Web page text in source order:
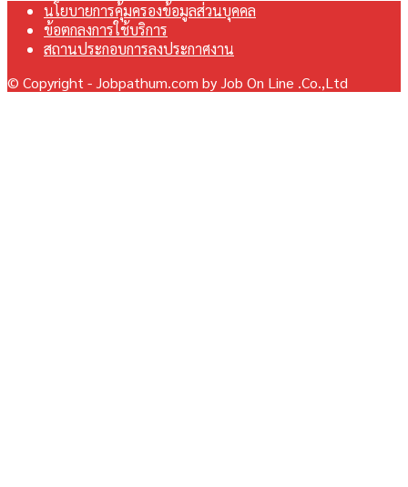
นโยบายการคุ้มครองข้อมูลส่วนบุคคล
ข้อตกลงการใช้บริการ
สถานประกอบการลงประกาศงาน
© Copyright - Jobpathum.com by Job On Line .Co.,Ltd